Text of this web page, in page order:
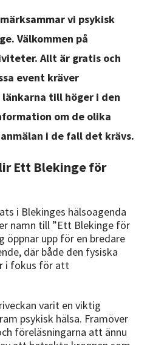
vi psykisk
Välkommen på
Allt är gratis och
event kräver
till höger i den
om de olika
i de fall det krävs.
Ett Blekinge för
i Blekinges hälsoagenda
namn till ”Ett Blekinge för
öppnar upp för en bredare
där både den fysiska
i fokus för att
varit en viktig
psykisk hälsa. Framöver
föreläsningarna att ännu